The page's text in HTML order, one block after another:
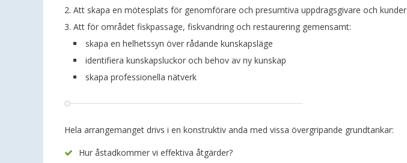
Att skapa en mötesplats för genomförare och presumtiva uppdragsgivare och kunder
Att för området fiskpassage, fiskvandring och restaurering gemensamt:
skapa en helhetssyn över rådande kunskapsläge
identifiera kunskapsluckor och behov av ny kunskap
skapa professionella nätverk
Hela arrangemanget drivs i en konstruktiv anda med vissa övergripande grundtankar:
Hur åstadkommer vi effektiva åtgärder?